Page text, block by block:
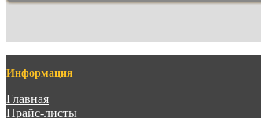
Информация
Главная
Прайс-листы